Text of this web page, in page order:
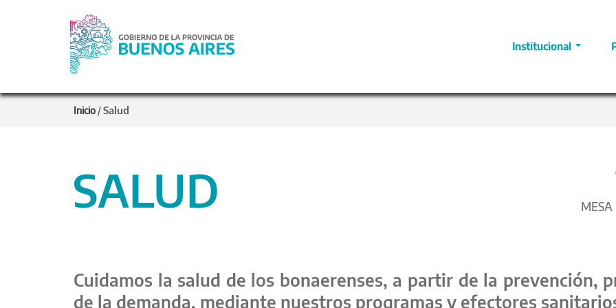
Institucional
Inicio /Salud
SALUD
Cuidamos la salud de los bonaerenses, a partir de la prevención,
de la demanda, mediante nuestros programas y efectores